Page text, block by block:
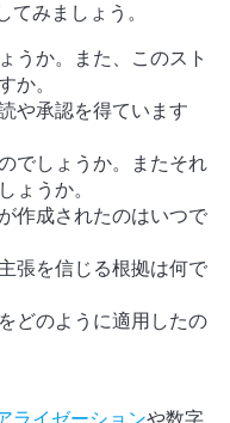
みましょう。
うか。また、このスト
か。
や承認を得ています
でしょうか。またそれ
ょうか。
作成されたのはいつで
張を信じる根拠は何で
どのように適用したの